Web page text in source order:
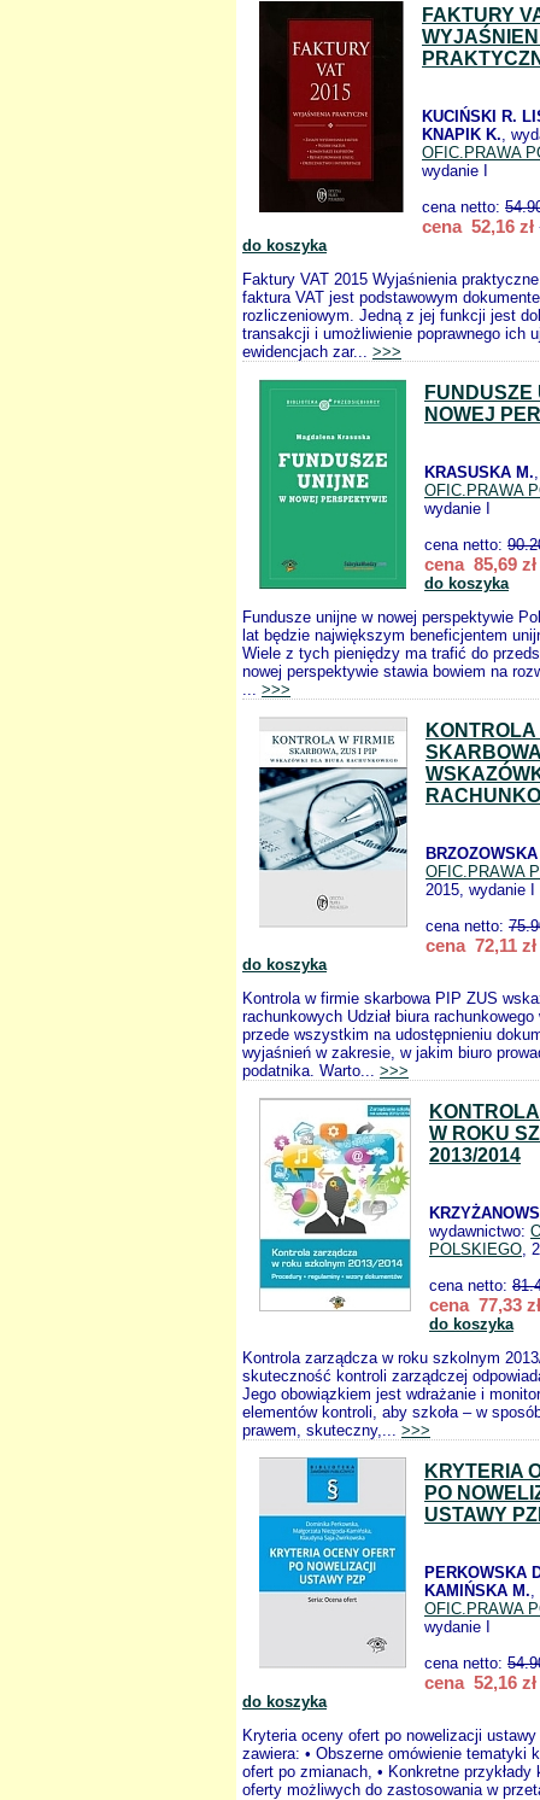
FAKTURY
KUCIŃSKI R.
KNAPIK K.,
OFIC.PRAWA
wydanie I
cena netto:
cena 52,16 zł
do koszyka
Faktury VAT 2015 Wyjaśnienia
faktura VAT jest podstawowym
rozliczeniowym. Jedną z jej funkcji jest
transakcji i umożliwienie poprawnego ich
ewidencjach zar... >>>
FUNDUSZE
NOWEJ
KRASUSKA M.
OFIC.PRAWA
wydanie I
cena netto:
cena 85,69 zł
do koszyka
Fundusze unijne w nowej perspektywie
lat będzie największym beneficjentem
Wiele z tych pieniędzy ma trafić do
nowej perspektywie stawia bowiem na
... >>>
KONTROLA
OFIC.PRAWA
2015, wydanie I
cena netto:
cena 72,11 zł
do koszyka
Kontrola w firmie skarbowa PIP ZUS
rachunkowych Udział biura
przede wszystkim na udostępnieniu
wyjaśnień w zakresie, w jakim biuro
podatnika. Warto... >>>
W ROKU
2013/2014
wydawnictwo:
POLSKIEGO,
cena netto:
cena 77,33 zł
do koszyka
Kontrola zarządcza w roku szkolnym
skuteczność kontroli zarządczej
Jego obowiązkiem jest wdrażanie i
elementów kontroli, aby szkoła – w
prawem, skuteczny,... >>>
KRYTERIA
PO
USTAWY
PERKOWSKA
KAMIŃSKA M.,
OFIC.PRAWA
wydanie I
cena netto:
cena 52,16 zł
do koszyka
Kryteria oceny ofert po nowelizacji
zawiera: • Obszerne omówienie tematyki
ofert po zmianach, • Konkretne przykłady
oferty możliwych do zastosowania w